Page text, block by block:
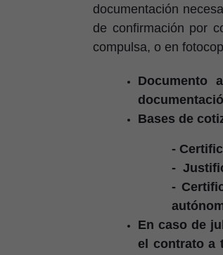
documentación
de confirmación por
compulsa, o en
Documento
Bases de
-
-
-
En caso de
el contrato a